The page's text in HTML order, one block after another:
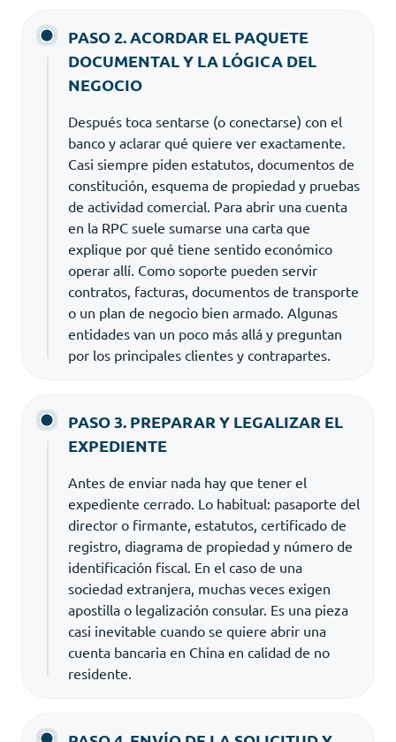
PASO 2. ACORDAR EL PAQUETE
DOCUMENTAL Y LA LÓGICA DEL
NEGOCIO
Después toca sentarse (o conectarse) con el
banco y aclarar qué quiere ver exactamente.
Casi siempre piden estatutos, documentos de
constitución, esquema de propiedad y pruebas
de actividad comercial. Para abrir una cuenta
en la RPC suele sumarse una carta que
explique por qué tiene sentido económico
operar allí. Como soporte pueden servir
contratos, facturas, documentos de transporte
o un plan de negocio bien armado. Algunas
entidades van un poco más allá y preguntan
por los principales clientes y contrapartes.
PASO 3. PREPARAR Y LEGALIZAR EL
EXPEDIENTE
Antes de enviar nada hay que tener el
expediente cerrado. Lo habitual: pasaporte del
director o firmante, estatutos, certificado de
registro, diagrama de propiedad y número de
identificación fiscal. En el caso de una
sociedad extranjera, muchas veces exigen
apostilla o legalización consular. Es una pieza
casi inevitable cuando se quiere abrir una
cuenta bancaria en China en calidad de no
residente.